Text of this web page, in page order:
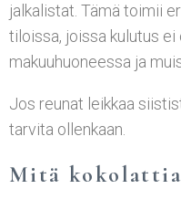
jalkalistat. Tämä toimii
tiloissa, joissa kulutus ei
makuuhuoneessa ja
Jos reunat leikkaa
tarvita ollenkaan.
Mitä